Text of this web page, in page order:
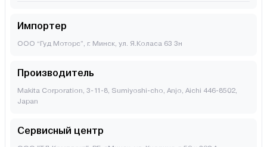
Импортер
ООО “Гуд Моторс”, г. Минск, ул. Я.Коласа 63 3н
Производитель
Makita Corporation, 3-11-8, Sumiyoshi-cho, Anjo, Aichi 446-8502,
Japan
Сервисный центр